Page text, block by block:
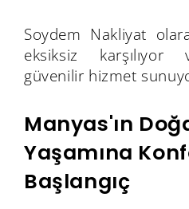
Soydem Nakliyat
eksiksiz karşılıyor
güvenilir hizmet
Manyas'ın
Yaşamına
Başlangıç